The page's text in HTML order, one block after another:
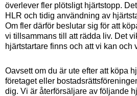
överlever fler plötsligt hjärtstopp.
HLR och tidig användning av
Om fler därför beslutar sig för att
vi tillsammans till att rädda liv. Det
hjärtstartare finns och att vi kan och
Oavsett om du är ute efter att köpa
företaget eller
dig. Vi är återförsäljare av följande